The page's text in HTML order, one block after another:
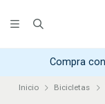
Compra
Inicio Bicicletas